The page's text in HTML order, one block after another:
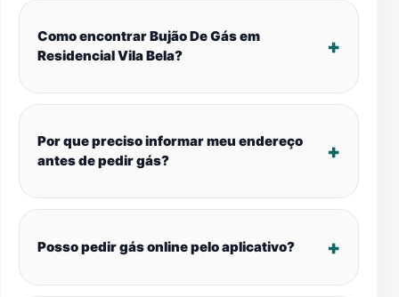
Como encontrar Bujão De Gás em
Residencial Vila Bela?
Por que preciso informar meu endereço
antes de pedir gás?
Posso pedir gás online pelo aplicativo?